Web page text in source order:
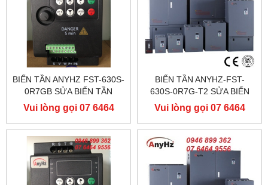
BIẾN TẦN ANYHZ FST-630S-
0R7GB SỬA BIẾN TẦN
ANYHZ
Vui lòng gọi 07 6464
9556
BIẾN TẦN ANYHZ-FST-
630S-0R7G-T2 SỬA BIẾN
TẦN ANYHZ
Vui lòng gọi 07 6464
9556